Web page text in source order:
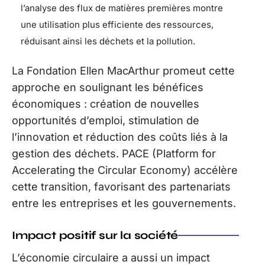
l’analyse des flux de matières premières montre
une utilisation plus efficiente des ressources,
réduisant ainsi les déchets et la pollution.
La Fondation Ellen MacArthur promeut cette
approche en soulignant les bénéfices
économiques : création de nouvelles
opportunités d’emploi, stimulation de
l’innovation et réduction des coûts liés à la
gestion des déchets. PACE (Platform for
Accelerating the Circular Economy) accélère
cette transition, favorisant des partenariats
entre les entreprises et les gouvernements.
Impact positif sur la société
L’économie circulaire a aussi un impact